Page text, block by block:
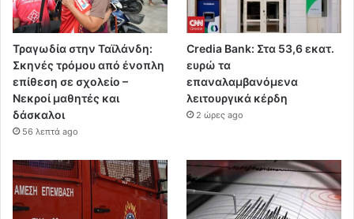
Τραγωδία στην Ταϊλάνδη:
Σκηνές τρόμου από ένοπλη
επίθεση σε σχολείο –
Νεκροί μαθητές και
δάσκαλοι
56 λεπτά ago
Credia Bank: Στα 53,6 εκατ.
ευρώ τα
επαναλαμβανόμενα
λειτουργικά κέρδη
2 ώρες ago